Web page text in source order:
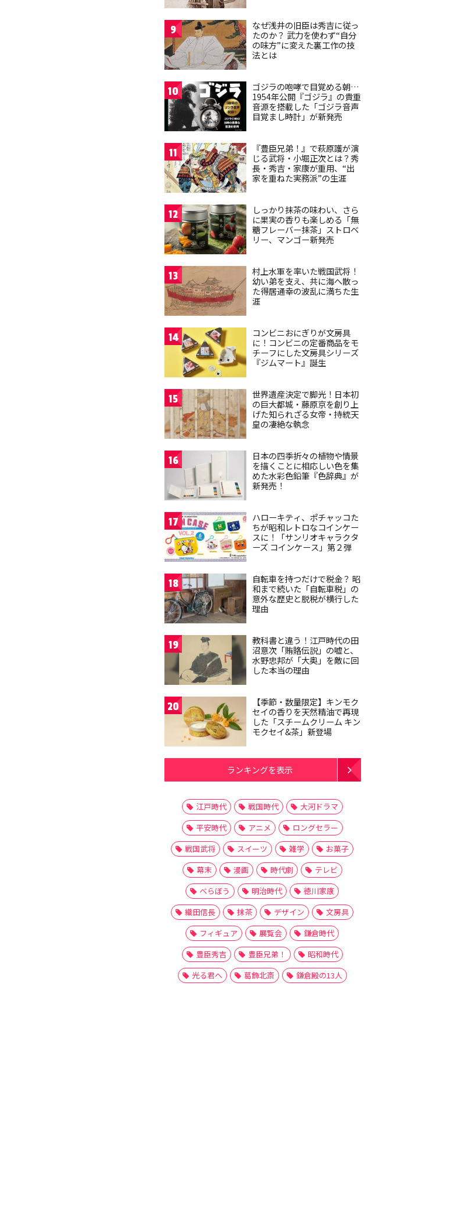
9
なぜ浅井の旧臣は秀吉に従っ
たのか？ 武力を使わず“自分
の味方”に変えた裏工作の技
法とは
10
ゴジラの咆哮で目覚める朝…
1954年公開『ゴジラ』の貴重
音源を搭載した「ゴジラ音声
目覚まし時計」が新発売
11
『豊臣兄弟！』で萩原護が演
じる武将・小堀正次とは？秀
長・秀吉・家康が重用、“出
家を重ねた実務派”の生涯
12
しっかり抹茶の味わい、さら
に果実の香りも楽しめる「無
糖フレーバー抹茶」ストロベ
リー、マンゴー新発売
13
村上水軍を率いた戦国武将！
幼い弟を支え、共に海へ散っ
た得居通幸の波乱に満ちた生
涯
14
コンビニおにぎりが文房具
に！コンビニの定番商品をモ
チーフにした文房具シリーズ
『ジムマート』誕生
15
世界遺産決定で脚光！日本初
の巨大都城・藤原京を創り上
げた知られざる女帝・持統天
皇の凄絶な執念
16
日本の四季折々の植物や情景
を描くことに相応しい色を集
めた水彩色鉛筆『色辞典』が
新発売！
17
ハローキティ、ポチャッコた
ちが昭和レトロなコインケー
スに！「サンリオキャラクタ
ーズ コインケース」第２弾
18
自転車を持つだけで税金？ 昭
和まで続いた「自転車税」の
意外な歴史と脱税が横行した
理由
19
教科書と違う！江戸時代の田
沼意次「賄賂伝説」の嘘と、
水野忠邦が「大奥」を敵に回
した本当の理由
20
【季節・数量限定】キンモク
セイの香りを天然精油で再現
した「スチームクリーム キン
モクセイ&茶」新登場
ランキングを表示
江戸時代 戦国時代
大河ドラマ
平安時代
アニメ
ロングセラー
戦国武将
スイーツ 雑学
お菓子
幕末
漫画 時代劇
テレビ
べらぼう
明治時代
徳川家康
織田信長
抹茶 デザイン
文房具
フィギュア
展覧会
鎌倉時代
豊臣秀吉
豊臣兄弟！
昭和時代
光る君へ
葛飾北斎 鎌倉殿の13人